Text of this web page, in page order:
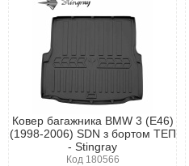
Ковер багажника BMW 3 (Е46)
(1998-2006) SDN з бортом ТЕП
- Stingray
Код 180566